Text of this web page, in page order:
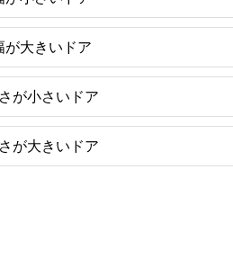
が大きいドア
が小さいドア
が大きいドア